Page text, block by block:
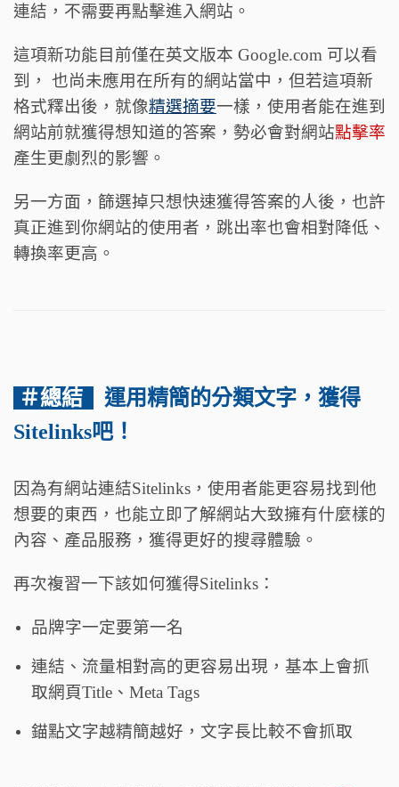
連結，不需要再點擊進入網站。
這項新功能目前僅在英文版本 Google.com 可以看
到， 也尚未應用在所有的網站當中，但若這項新
格式釋出後，就像精選摘要一樣，使用者能在進到
網站前就獲得想知道的答案，勢必會對網站點擊率
產生更劇烈的影響。
另一方面，篩選掉只想快速獲得答案的人後，也許
真正進到你網站的使用者，跳出率也會相對降低、
轉換率更高。
＃總結
運用精簡的分類文字，獲得
Sitelinks吧！
因為有網站連結Sitelinks，使用者能更容易找到他
想要的東西，也能立即了解網站大致擁有什麼樣的
內容、產品服務，獲得更好的搜尋體驗。
再次複習一下該如何獲得Sitelinks：
品牌字一定要第一名
連結、流量相對高的更容易出現，基本上會抓
取網頁Title、Meta Tags
錨點文字越精簡越好，文字長比較不會抓取